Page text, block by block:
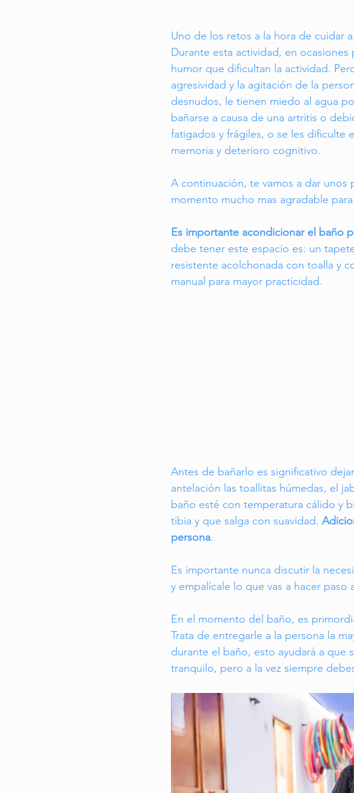
Uno de los retos a la hora de cuidar
Durante esta actividad, en
humor que dificultan la actividad.
agresividad y la agitación de la
desnudos, le tienen miedo al agua
bañarse a causa de una artritis o
fatigados y frágiles, o se les dificulte
memoria y deterioro cognitivo.
A continuación, te vamos a dar unos
momento mucho mas agradable
Es importante acondicionar el baño
debe tener este espacio es: un
resistente acolchonada con toalla y
manual para mayor practicidad.
Antes de bañarlo es significativo
antelación las toallitas húmedas, el
baño esté con temperatura cálido y
tibia y que salga con suavidad.
persona.
Es importante nunca discutir la
y empalícale lo que vas a hacer paso
En el momento del baño, es
Trata de entregarle a la persona la
durante el baño, esto ayudará a que
tranquilo, pero a la vez siempre